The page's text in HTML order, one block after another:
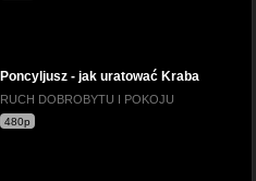
Poncyljusz - jak uratować Kraba
RUCH DOBROBYTU I POKOJU
480p